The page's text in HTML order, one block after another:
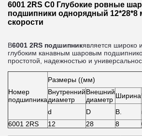
6001 2RS C0 Глубокие ровные
подшипники однорядный 12*28*8
скорости
В6001 2RS подшипникявляется широко
глубоким канавным шаровым
простотой, надежностью и
Номер
подшипника
Размеры ((мм)
Внутренний
диаметр
Внешний
диаметр Ширина
d D В.
6001 2RS
12 28 8